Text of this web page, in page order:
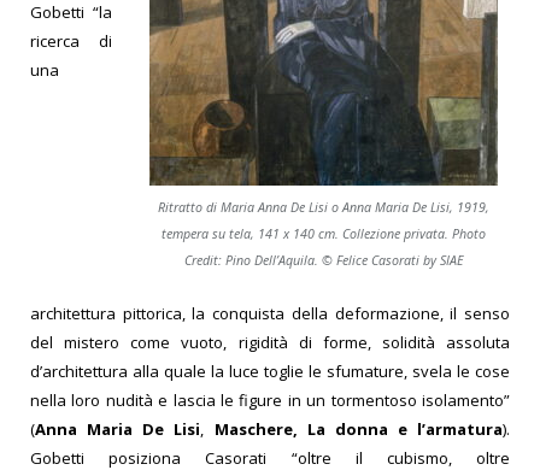
Ritratto di Maria Anna De Lisi o Anna Maria De Lisi, 1919,
tempera su tela, 141 x 140 cm. Collezione privata. Photo
Credit: Pino Dell’Aquila. © Felice Casorati by SIAE
Gobetti “la
ricerca di
una
architettura pittorica, la conquista della deformazione, il senso
del mistero come vuoto, rigidità di forme, solidità assoluta
d’architettura alla quale la luce toglie le sfumature, svela le cose
nella loro nudità e lascia le figure in un tormentoso isolamento”
(Anna Maria De Lisi, Maschere, La donna e l’armatura).
Gobetti posiziona Casorati “oltre il cubismo, oltre